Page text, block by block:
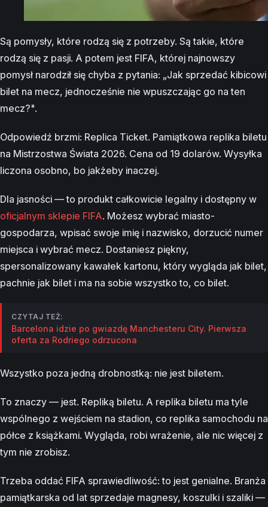
Są pomysły, które rodzą się z potrzeby. Są takie, które
rodzą się z pasji. A potem jest FIFA, której najnowszy
pomysł narodził się chyba z pytania: „Jak sprzedać kibicowi
bilet na mecz, jednocześnie nie wpuszczając go na ten
mecz?".
Odpowiedź brzmi: Replica Ticket. Pamiątkowa replika biletu
na Mistrzostwa Świata 2026. Cena od 19 dolarów. Wysyłka
liczona osobno, bo jakżeby inaczej.
Dla jasności — to produkt całkowicie legalny i dostępny w
oficjalnym sklepie FIFA. Możesz wybrać miasto-
gospodarza, wpisać swoje imię i nazwisko, dorzucić numer
miejsca i wybrać mecz. Dostaniesz piękny,
spersonalizowany kawałek kartonu, który wygląda jak bilet,
pachnie jak bilet i ma na sobie wszystko to, co bilet.
CZYTAJ TEŻ:
Barcelona idzie po gwiazdę Manchesteru City. Pierwsza
oferta za Rodriego odrzucona
Wszystko poza jedną drobnostką: nie jest biletem.
To znaczy — jest. Repliką biletu. A replika biletu ma tyle
wspólnego z wejściem na stadion, co replika samochodu na
półce z książkami. Wygląda, robi wrażenie, ale nic więcej z
tym nie zrobisz.
Trzeba oddać FIFA sprawiedliwość: to jest genialne. Branża
pamiątkarska od lat sprzedaje magnesy, koszulki i szaliki —